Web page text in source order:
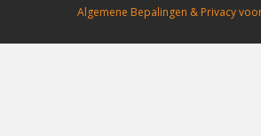
Algemene Bepalingen & Privacy